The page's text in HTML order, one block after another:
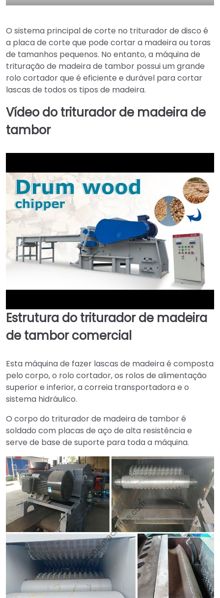
O sistema principal de corte no triturador de disco é
a placa de corte que pode cortar a madeira ou toras
de tamanhos pequenos. No entanto, a máquina de
trituração de madeira de tambor possui um grande
rolo cortador que é eficiente e durável para cortar
lascas de todos os tipos de madeira.
Vídeo do triturador de madeira de
tambor
►
Estrutura do triturador de madeira
de tambor comercial
Esta máquina de fazer lascas de madeira é composta
pelo corpo, o rolo cortador, os rolos de alimentação
superior e inferior, a correia transportadora e o
sistema hidráulico.
O corpo do triturador de madeira de tambor é
soldado com placas de aço de alta resistência e
serve de base de suporte para toda a máquina.